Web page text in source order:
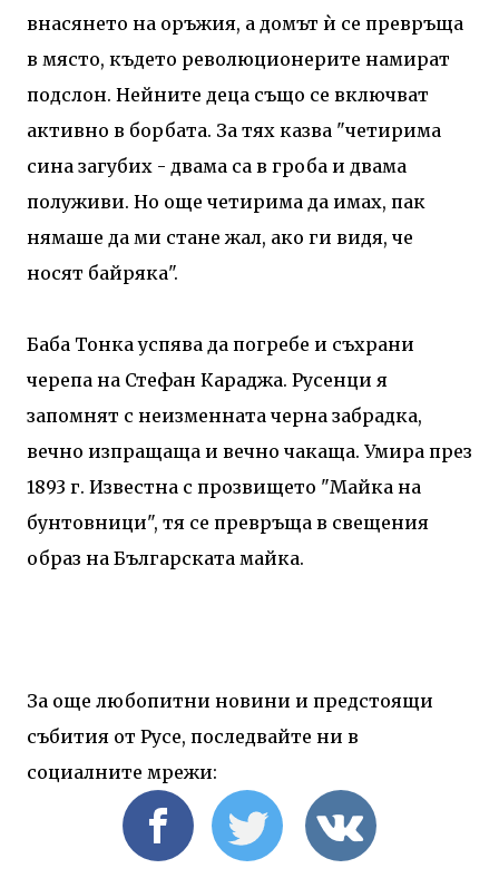
внасянето на оръжия, а домът ѝ се превръща
в място, където революционерите намират
подслон. Нейните деца също се включват
активно в борбата. За тях казва "четирима
сина загубих - двама са в гроба и двама
полуживи. Но още четирима да имах, пак
нямаше да ми стане жал, ако ги видя, че
носят байряка".
Баба Тонка успява да погребе и съхрани
черепа на Стефан Караджа. Русенци я
запомнят с неизменната черна забрадка,
вечно изпращаща и вечно чакаща. Умира през
1893 г. Известна с прозвището "Майка на
бунтовници", тя се превръща в свещения
образ на Българската майка.
За още любопитни новини и предстоящи
събития от Русе, последвайте ни в
социалните мрежи: